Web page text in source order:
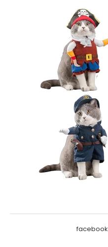
facebook